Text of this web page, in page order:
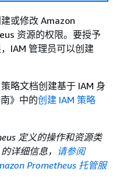
或修改 Amazon
资源的权限。要授予
IAM 管理员可以创建
略文档创建基于 IAM 身
》 中的创建 IAM 策略
定义的操作和资源类
详细信息， 请参阅
Prometheus 托管服